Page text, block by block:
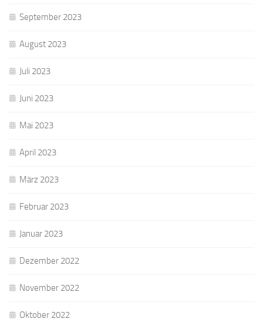
September 2023
August 2023
Juli 2023
Juni 2023
Mai 2023
April 2023
März 2023
Februar 2023
Januar 2023
Dezember 2022
November 2022
Oktober 2022